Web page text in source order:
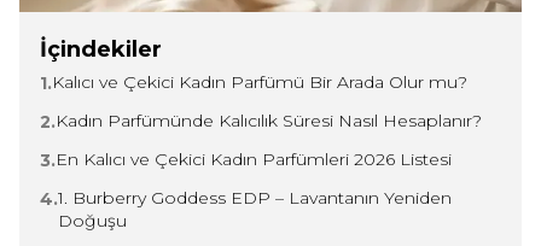
İçindekiler
1.Kalıcı ve Çekici Kadın Parfümü Bir Arada Olur mu?
2.Kadın Parfümünde Kalıcılık Süresi Nasıl Hesaplanır?
3.En Kalıcı ve Çekici Kadın Parfümleri 2026 Listesi
4.1. Burberry Goddess EDP – Lavantanın Yeniden
Doğuşu